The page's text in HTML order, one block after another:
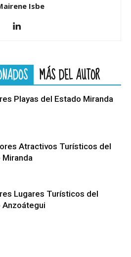
Isbe
MÁS DEL AUTOR
Playas del Estado Miranda
Atractivos Turísticos del
Lugares Turísticos del
Anzoátegui